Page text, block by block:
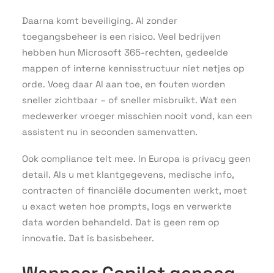
Daarna komt beveiliging. AI zonder
toegangsbeheer is een risico. Veel bedrijven
hebben hun Microsoft 365-rechten, gedeelde
mappen of interne kennisstructuur niet netjes op
orde. Voeg daar AI aan toe, en fouten worden
sneller zichtbaar – of sneller misbruikt. Wat een
medewerker vroeger misschien nooit vond, kan een
assistent nu in seconden samenvatten.
Ook compliance telt mee. In Europa is privacy geen
detail. Als u met klantgegevens, medische info,
contracten of financiële documenten werkt, moet
u exact weten hoe prompts, logs en verwerkte
data worden behandeld. Dat is geen rem op
innovatie. Dat is basisbeheer.